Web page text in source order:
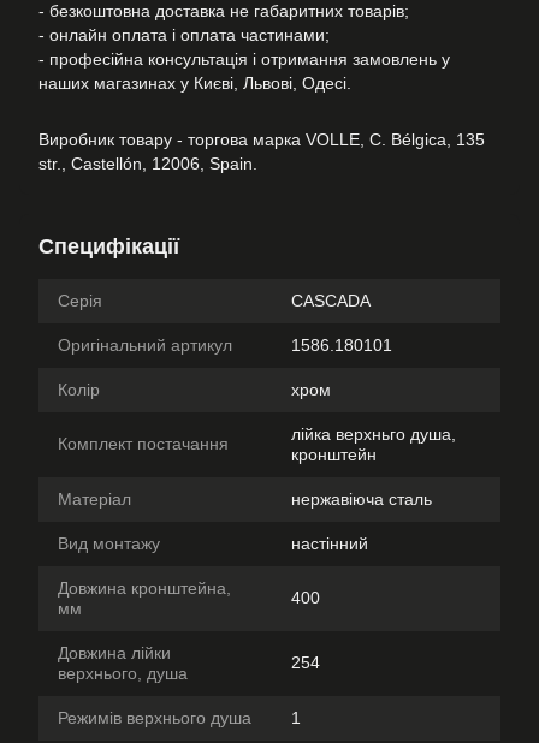
- безкоштовна доставка не габаритних товарів;
- онлайн оплата і оплата частинами;
- професійна консультація і отримання замовлень у
наших магазинах у Києві, Львові, Одесі.
Виробник товару - торгова марка VOLLE, C. Bélgica, 135
str., Castellón, 12006, Spain.
Специфікації
Серія CASCADA
Оригінальний артикул 1586.180101
Колір хром
Комплект постачання
лійка верхньго душа,
кронштейн
Матеріал нержавіюча сталь
Вид монтажу настінний
Довжина кронштейна,
мм
400
Довжина лійки
верхнього, душа
254
Режимів верхнього душа 1